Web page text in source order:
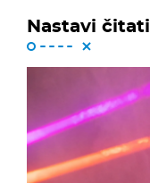
Nastavi čitati